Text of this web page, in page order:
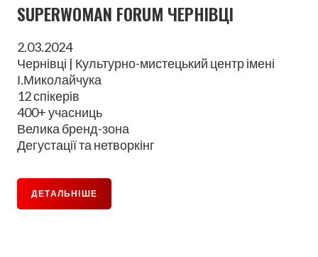
SUPERWOMAN FORUM ЧЕРНІВЦІ
2.03.2024
Чернівці | Культурно-мистецький центр імені
І.Миколайчука
12 спікерів
400+ учасниць
Велика бренд-зона
Дегустації та нетворкінг
ДЕТАЛЬНІШЕ